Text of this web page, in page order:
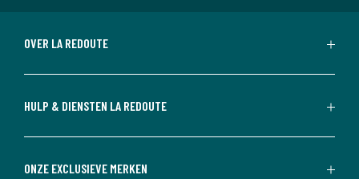
OVER LA REDOUTE
HULP & DIENSTEN LA REDOUTE
ONZE EXCLUSIEVE MERKEN